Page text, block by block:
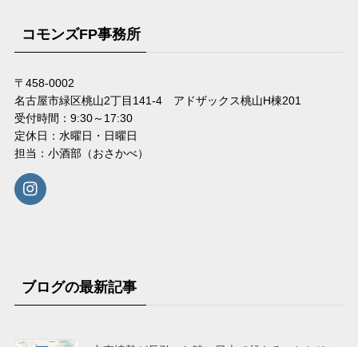
コモンズFP事務所
〒458-0002
名古屋市緑区桃山2丁目141-4 アドザックス桃山H棟201
受付時間：9:30～17:30
定休日：水曜日・日曜日
担当：小酒部（おさかべ）
ブログの最新記事